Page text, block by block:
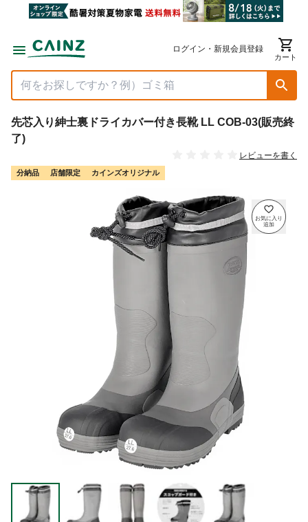
ログイン・新規会員登録
カート
先芯入り紳士裏ドライカバー付き長靴 LL COB-03(販売終
了)
レビューを書く
分納品 店舗限定 カインズオリジナル